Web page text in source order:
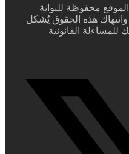
محفوظة للبوابة
وانتهاك هذه الحقوق يُشكل
القانونية